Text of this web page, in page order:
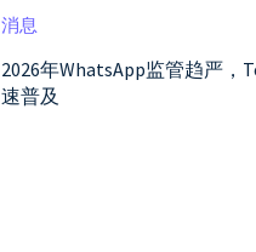
消息
2026年WhatsApp监管趋严
速普及